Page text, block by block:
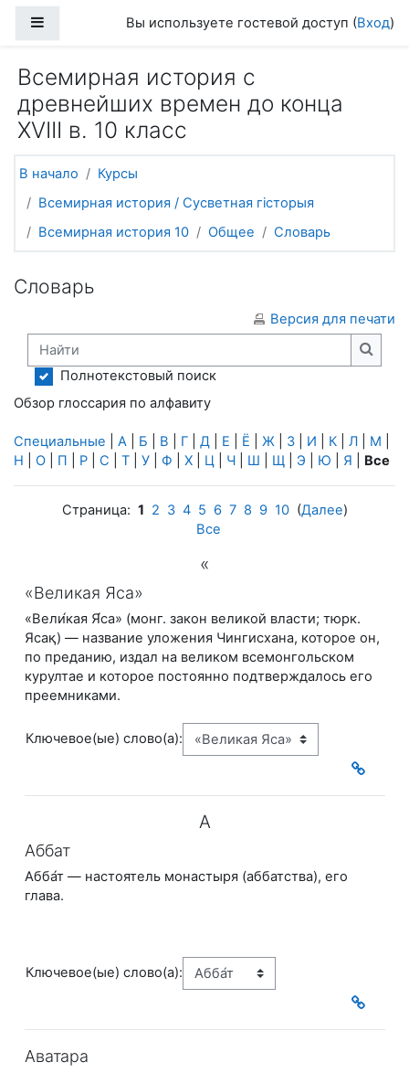
Боковая панельВы используете гостевой доступ (Вход)
Всемирная история с
древнейших времен до конца
XVIII в. 10 класс
В начало
Курсы
Всемирная история / Сусветная гісторыя
Всемирная история 10
Общее Словарь
Словарь
Версия для печати
Найти
Найти
Полнотекстовый поиск
Обзор глоссария по алфавиту
Специальные А Б В Г Д Е Ё Ж З И К Л М
Н
О П Р С Т У Ф Х Ц Ч Ш Щ Э Ю Я Все
Страница: 1 2 3 4 5 6 7 8 9 10(Далее)
Все
«
«Великая Яса»
«Вели́кая Я́са» (монг. закон великой власти; тюрк.
Ясақ) — название уложения Чингисхана, которое он,
по преданию, издал на великом всемонгольском
курултае и которое постоянно подтверждалось его
преемниками.
Ключевое(ые) слово(а):
А
Аббат
Абба́т — настоятель монастыря (аббатства), его
глава.
Ключевое(ые) слово(а):
Аватара